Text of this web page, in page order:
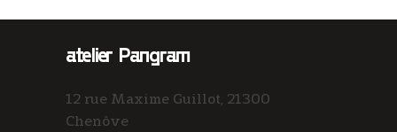
atelier Pangram
12 rue Maxime Guillot, 21300
Chenôve